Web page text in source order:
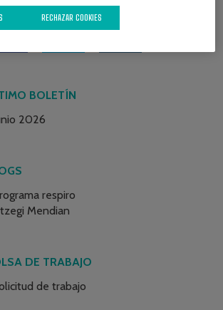
BOLETÍN
2026
respiro
Mendian
DE TRABAJO
de trabajo
RECHAZAR COOKIES